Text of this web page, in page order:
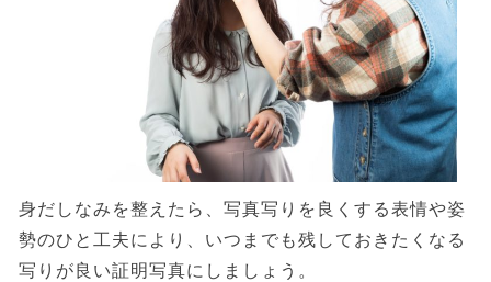
身だしなみを整えたら、写真写りを良くする表情や姿
勢のひと工夫により、いつまでも残しておきたくなる
写りが良い証明写真にしましょう。